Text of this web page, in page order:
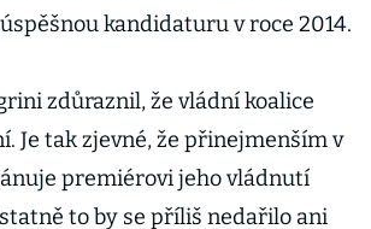
kandidaturu v roce 2014.
zdůraznil, že vládní koalice
Je tak zjevné, že přinejmenším v
premiérovi jeho vládnutí
to by se příliš nedařilo ani